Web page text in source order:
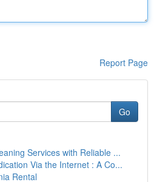
Report Page
Go
Services with Reliable ...
Via the Internet : A Co...
Rental